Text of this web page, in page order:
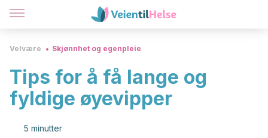
Velvære Skjønnhet og egenpleie
Tips for å få lange og
fyldige øyevipper
5 minutter